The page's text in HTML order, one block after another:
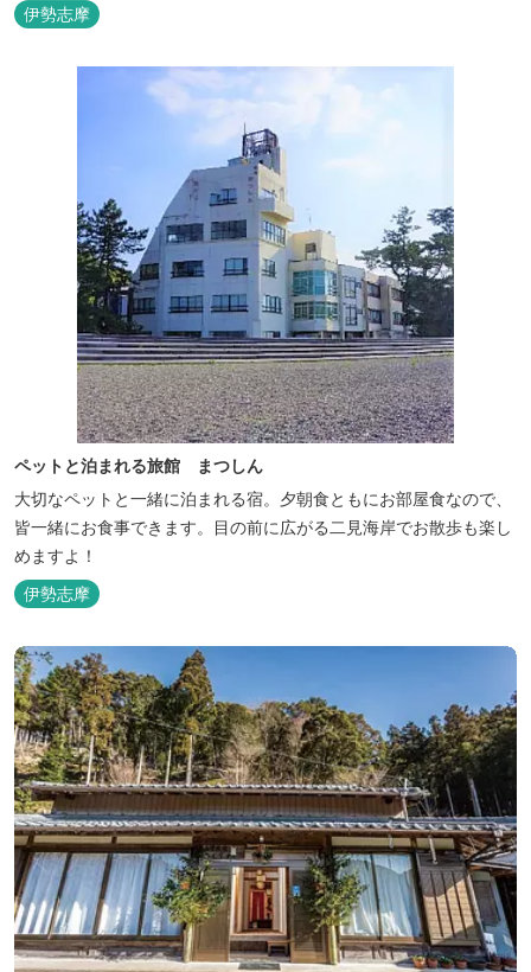
伊勢志摩
ペットと泊まれる旅館 まつしん
大切なペットと一緒に泊まれる宿。夕朝食ともにお部屋食なので、
皆一緒にお食事できます。目の前に広がる二見海岸でお散歩も楽し
めますよ！
伊勢志摩